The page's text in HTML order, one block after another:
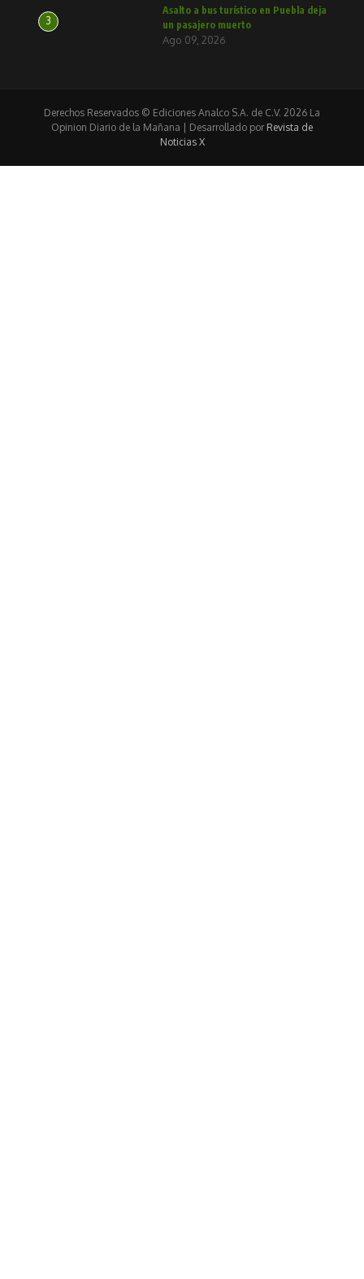
3
Asalto a bus turístico en Puebla deja
un pasajero muerto
Ago 09, 2026
Derechos Reservados © Ediciones Analco S.A. de C.V. 2026 La
Opinion Diario de la Mañana | Desarrollado por Revista de
Noticias X